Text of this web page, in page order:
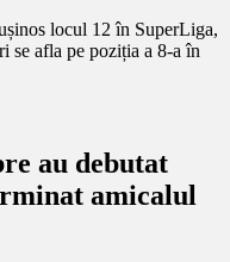
locul 12 în SuperLiga,
se afla pe poziția a 8-a în
au debutat
amicalul